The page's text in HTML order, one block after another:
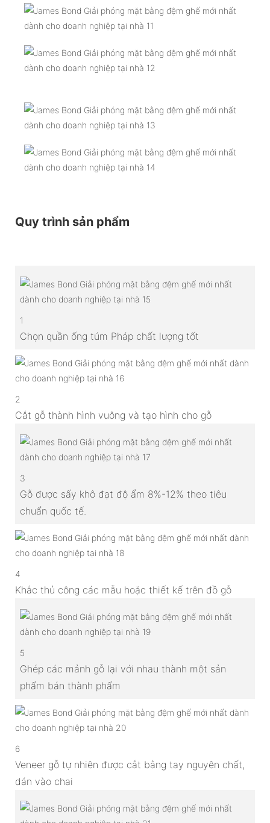
Quy trình sản phẩm
1
Chọn quần ống túm Pháp chất lượng tốt
2
Cắt gỗ thành hình vuông và tạo hình cho gỗ
3
Gỗ được sấy khô đạt độ ẩm 8%-12% theo tiêu
chuẩn quốc tế.
4
Khắc thủ công các mẫu hoặc thiết kế trên đồ gỗ
5
Ghép các mảnh gỗ lại với nhau thành một sản
phẩm bán thành phẩm
6
Veneer gỗ tự nhiên được cắt bằng tay nguyên chất,
dán vào chai